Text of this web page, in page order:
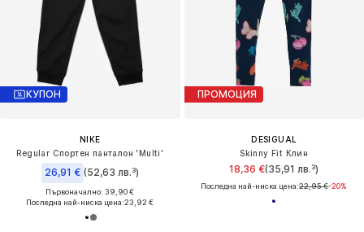
КУПОН
NIKE
Regular Спортен панталон 'Multi'
26,91 € (52,63 лв.³)
Първоначално: 39,90 €
Последна най-ниска цена:23,92 €
ПРОМОЦИЯ
DESIGUAL
Skinny Fit Клин
18,36 €(35,91 лв.³)
Последна най-ниска цена:22,95 €-20%